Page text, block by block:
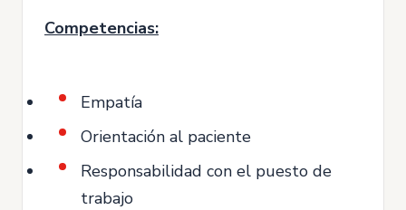
Competencias:
Empatía
Orientación al paciente
Responsabilidad con el puesto de
trabajo